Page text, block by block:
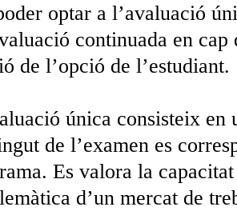
optar a l’avaluació
continuada en
de l’opció de l’estudiant.
única consisteix en
de l’examen es
Es valora la
d’un mercat de